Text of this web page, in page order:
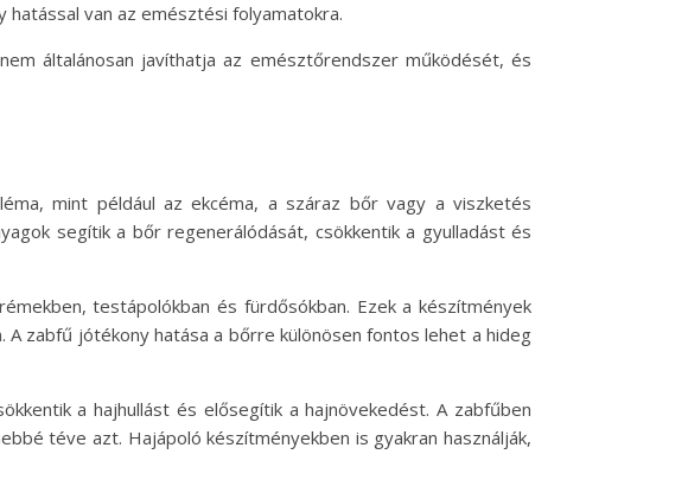
hatással van az emésztési folyamatokra.
általánosan javíthatja az emésztőrendszer működését, és
mint például az ekcéma, a száraz bőr vagy a viszketés
segítik a bőr regenerálódását, csökkentik a gyulladást és
testápolókban és fürdősókban. Ezek a készítmények
zabfű jótékony hatása a bőrre különösen fontos lehet a hideg
a hajhullást és elősegítik a hajnövekedést. A zabfűben
téve azt. Hajápoló készítményekben is gyakran használják,